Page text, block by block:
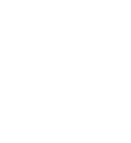
of deze
Variatie